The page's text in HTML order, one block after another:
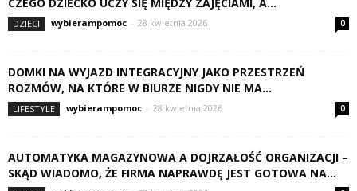
CZEGO DZIECKO UCZY SIĘ MIĘDZY ZAJĘCIAMI, A...
DZIECI wybierampomoc - 28 kwietnia 2026 0
DOMKI NA WYJAZD INTEGRACYJNY JAKO PRZESTRZEŃ
ROZMÓW, NA KTÓRE W BIURZE NIGDY NIE MA...
LIFESTYLE wybierampomoc - 28 kwietnia 2026 0
AUTOMATYKA MAGAZYNOWA A DOJRZAŁOŚĆ ORGANIZACJI –
SKĄD WIADOMO, ŻE FIRMA NAPRAWDĘ JEST GOTOWA NA...